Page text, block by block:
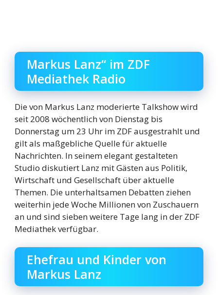
Markus Lanz“ im ZDF
Mediathek Radio
Die von Markus Lanz moderierte Talkshow wird
seit 2008 wöchentlich von Dienstag bis
Donnerstag um 23 Uhr im ZDF ausgestrahlt und
gilt als maßgebliche Quelle für aktuelle
Nachrichten. In seinem elegant gestalteten
Studio diskutiert Lanz mit Gästen aus Politik,
Wirtschaft und Gesellschaft über aktuelle
Themen. Die unterhaltsamen Debatten ziehen
weiterhin jede Woche Millionen von Zuschauern
an und sind sieben weitere Tage lang in der ZDF
Mediathek verfügbar.
Ehefrau und Kinder von
Markus Lanz